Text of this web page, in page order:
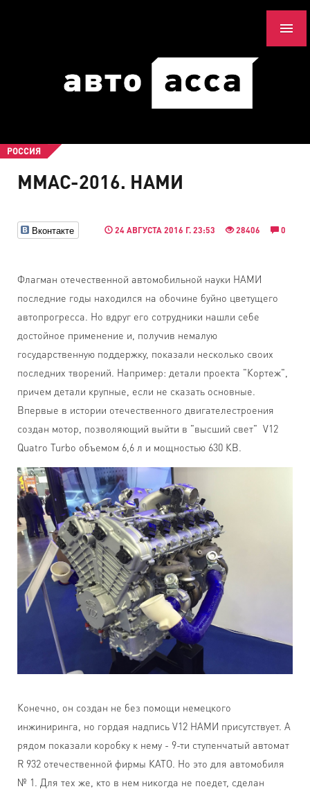
РОССИЯ
ММАС-2016. НАМИ
Вконтакте 24 АВГУСТА 2016 Г. 23:53 28406 0
Флагман отечественной автомобильной науки НАМИ
последние годы находился на обочине буйно цветущего
автопрогресса. Но вдруг его сотрудники нашли себе
достойное применение и, получив немалую
государственную поддержку, показали несколько своих
последних творений. Например: детали проекта "Кортеж",
причем детали крупные, если не сказать основные.
Впервые в истории отечественного двигателестроения
создан мотор, позволяющий выйти в "высший свет" V12
Quatro Turbo объемом 6,6 л и мощностью 630 КВ.
Конечно, он создан не без помощи немецкого
инжиниринга, но гордая надпись V12 НАМИ присутствует. А
рядом показали коробку к нему - 9-ти ступенчатый автомат
R 932 отечественной фирмы КАТО. Но это для автомобиля
№ 1. Для тех же, кто в нем никогда не поедет, сделан